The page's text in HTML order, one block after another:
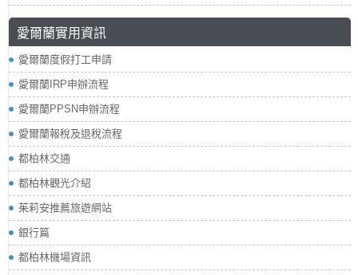
愛爾蘭實用資訊
愛爾蘭度假打工申請
愛爾蘭IRP申辦流程
愛爾蘭PPSN申辦流程
愛爾蘭報稅及退稅流程
都柏林交通
都柏林觀光介紹
茱莉安推薦旅遊網站
銀行篇
都柏林機場資訊